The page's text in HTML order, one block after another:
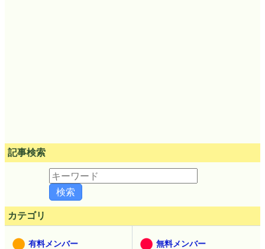
記事検索
カテゴリ
有料メンバー 無料メンバー